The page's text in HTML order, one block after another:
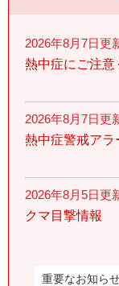
2026年8月7日更
熱中症にご注意
2026年8月7日更
熱中症警戒アラ
2026年8月5日更
クマ目撃情報
重要なお知ら